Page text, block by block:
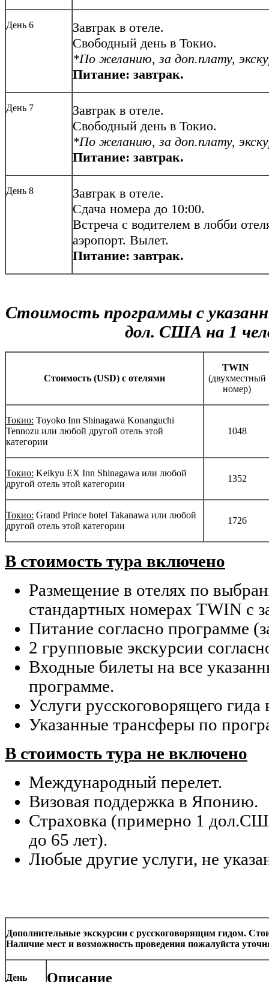
День 6
Завтрак в отеле.
Свободный день в Токио.
*По желанию, за доп.плату,
Питание: завтрак.
День 7
Завтрак в отеле.
Свободный день в Токио.
*По желанию, за доп.плату,
Питание: завтрак.
День 8
Завтрак в отеле.
Сдача номера до 10:00.
Встреча с водителем в лобби
аэропорт. Вылет.
Питание: завтрак.
Стоимость программы с
дол. США на 1
Cтоимость (USD) с отелями
TWIN
(двухместный
номер)
Токио: Toyoko Inn Shinagawa Konanguchi
Tennozu или любой другой отель этой
категории
1048
Токио: Keikyu EX Inn Shinagawa или любой
другой отель этой категории
1352
Токио: Grand Prince hotel Takanawa или любой
другой отель этой категории
1726
В стоимость тура включено
Размещение в отелях по
стандартных номерах TWIN с
Питание согласно программе
2 групповые экскурсии
Входные билеты на все
программе.
Услуги русскоговорящего гида
Указанные трансферы по
В стоимость тура не включено
Международный перелет.
Визовая поддержка в Японию.
Страховка (примерно 1
до 65 лет).
Любые другие услуги, не
Дополнительные экскурсии с русскоговорящим гидом.
Наличие мест и возможность проведения пожалуйста
День Описание